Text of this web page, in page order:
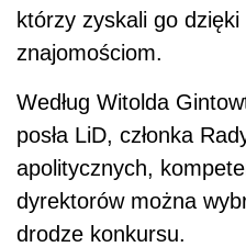
którzy zyskali go dzięki
znajomościom.
Według Witolda
posła LiD, członka
apolitycznych,
dyrektorów można
drodze konkursu.